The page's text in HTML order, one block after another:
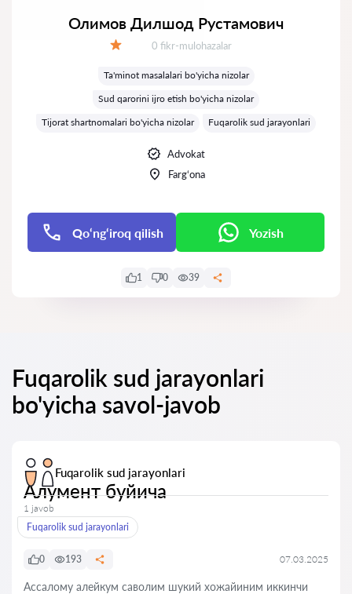
Олимов Дилшод Рустамович
Fikrlar:
0 fikr-mulohazalar
Ta'minot masalalari bo'yicha nizolar
Sud qarorini ijro etish bo'yicha nizolar
Tijorat shartnomalari bo'yicha nizolar
Fuqarolik sud jarayonlari
Advokat
Farg‘ona
Qo‘ng‘iroq qilish Yozish
1 0 39
Fuqarolik sud jarayonlari
bo'yicha savol-javob
Fuqarolik sud jarayonlari
Алумент буйича
1 javob
Fuqarolik sud jarayonlari
0 193 07.03.2025
Ассалому алейкум саволим шукий хожайиним иккинчи